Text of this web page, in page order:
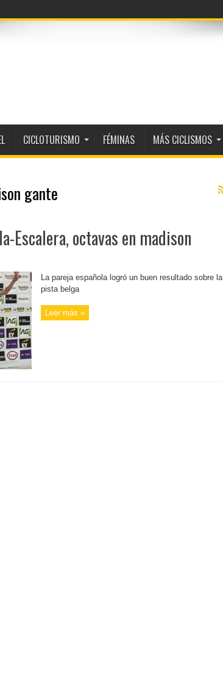
CICLOTURISMO FÉMINAS MÁS CICLISMOS
gante
Escalera, octavas en madison
La pareja española logró un buen resultado sobre la
pista belga
Leer más »